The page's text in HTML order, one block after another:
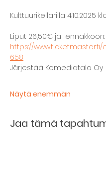
Kulttuurikellarilla 4.10.2025
Liput 26,50€ ja  ennakkoon:
https://www.ticketmaster.fi/
658
Järjestää Komediatalo Oy
Näytä enemmän
Jaa tämä